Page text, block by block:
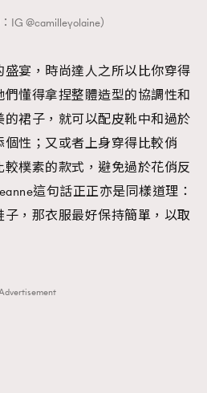
IG @camilleyolaine）
宴，時尚達人之所以比你穿得
們懂得拿捏整體造型的協調性和
裙子，就可以配皮靴中和過於
性；又或者上身穿得比較俏
樸素的款式，避免過於花俏反
這句話正正亦是同樣道理：
，那衣服最好保持簡單，以取